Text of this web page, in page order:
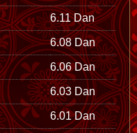
6.11 Dan
6.08 Dan
6.06 Dan
6.03 Dan
6.01 Dan